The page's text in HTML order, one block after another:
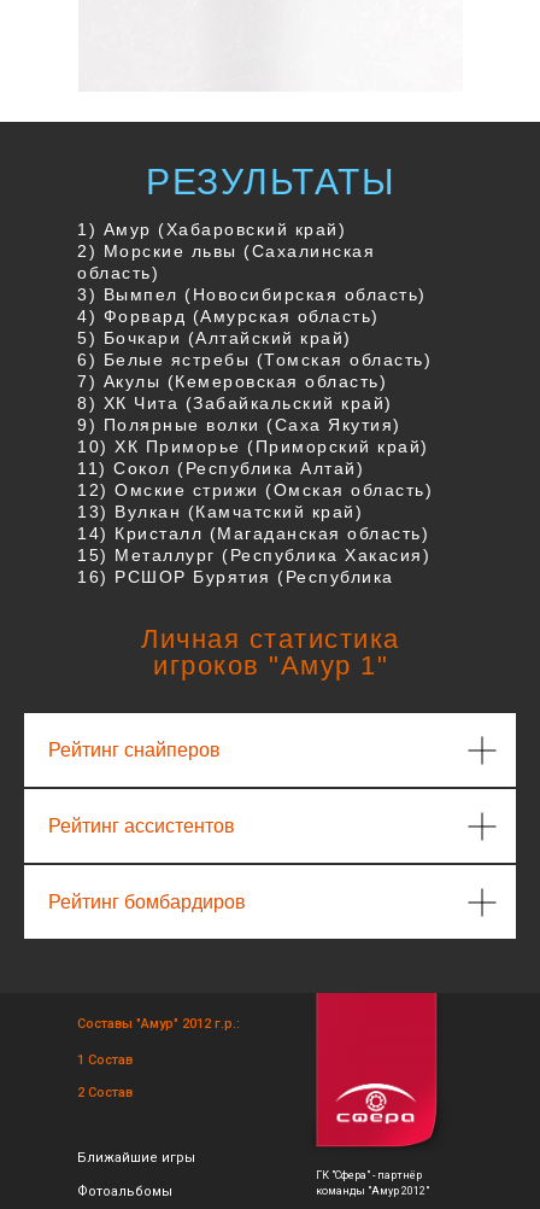
РЕЗУЛЬТАТЫ
1) Амур (Хабаровский край)
2) Морские львы (Сахалинская
область)
3) Вымпел (Новосибирская область)
4) Форвард (Амурская область)
5) Бочкари (Алтайский край)
6) Белые ястребы (Томская область)
7) Акулы (Кемеровская область)
8) ХК Чита (Забайкальский край)
9) Полярные волки (Саха Якутия)
10) ХК Приморье (Приморский край)
11) Сокол (Республика Алтай)
12) Омские стрижи (Омская область)
13) Вулкан (Камчатский край)
14) Кристалл (Магаданская область)
15) Металлург (Республика Хакасия)
16) РСШОР Бурятия (Республика
Личная статистика
игроков "Амур 1"
Рейтинг снайперов
Рейтинг ассистентов
Рейтинг бомбардиров
1 Состав
2 Состав
Составы "Амур" 2012 г.р.:
Фотоальбомы
Ближайшие игры
ГК "Сфера" - партнёр
команды "Амур 2012"